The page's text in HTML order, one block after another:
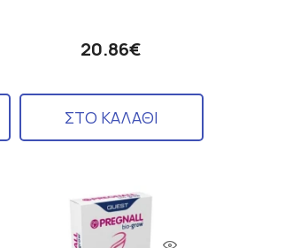
20.86€
ΣΤΟ ΚΑΛΑΘΙ